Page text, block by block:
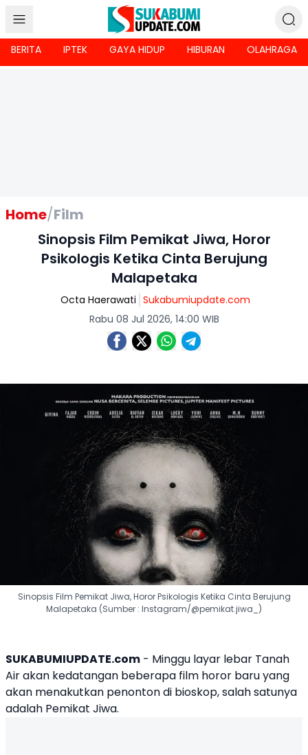
BERITA IPTEK GAYA HIDUP HIBURAN OLAHRAGA
Home/Film
Sinopsis Film Pemikat Jiwa, Horor
Psikologis Ketika Cinta Berujung
Malapetaka
Octa Haerawati Sukabumiupdate.com
Rabu 08 Jul 2026, 14:00 WIB
Sinopsis Film Pemikat Jiwa, Horor Psikologis Ketika Cinta Berujung
Malapetaka (Sumber : Instagram/@pemikat.jiwa_)
SUKABUMIUPDATE.com - Minggu layar lebar Tanah
Air akan kedatangan beberapa film horor baru yang
akan menakutkan penonton di bioskop, salah satunya
adalah Pemikat Jiwa.